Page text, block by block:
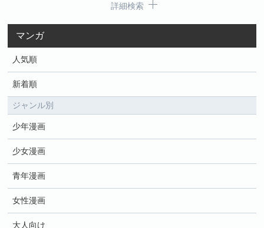
詳細検索
マンガ
人気順
新着順
ジャンル別
少年漫画
少女漫画
青年漫画
女性漫画
大人向け